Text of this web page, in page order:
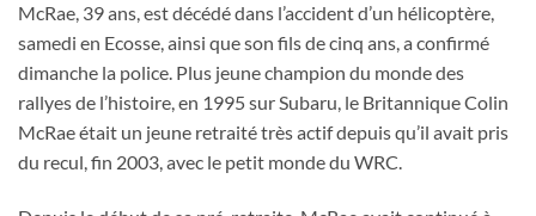
McRae, 39 ans, est décédé dans l’accident d’un hélicoptère,
samedi en Ecosse, ainsi que son fils de cinq ans, a confirmé
dimanche la police. Plus jeune champion du monde des
rallyes de l’histoire, en 1995 sur Subaru, le Britannique Colin
McRae était un jeune retraité très actif depuis qu’il avait pris
du recul, fin 2003, avec le petit monde du WRC.